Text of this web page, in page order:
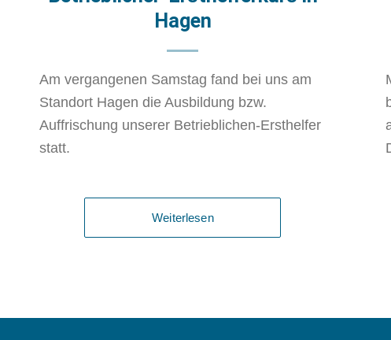
Hagen
Am vergangenen Samstag fand bei uns am
Standort Hagen die Ausbildung bzw.
Auffrischung unserer Betrieblichen-Ersthelfer
statt.
Weiterlesen